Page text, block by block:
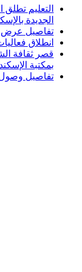
التعليم تطلق
الجديدة بالإسكندرية و 4
تفاصيل عرض
انطلاق
قصر ثقافة
بمكتبة
تفاصيل وصول